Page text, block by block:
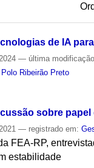
de IA
— última modificação
Polo Ribeirão Preto
sobre papel
— registrado em:
FEA-RP,
estabilidade